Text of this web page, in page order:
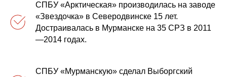
СПБУ «Арктическая» производилась на заводе
«Звездочка» в Северодвинске 15 лет.
Достраивалась в Мурманске на 35 СРЗ в 2011
—2014 годах.
СПБУ «Мурманскую» сделал Выборгский